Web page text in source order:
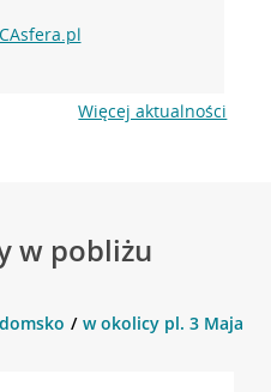
Więcej aktualności
w pobliżu
w okolicy pl. 3 Maja